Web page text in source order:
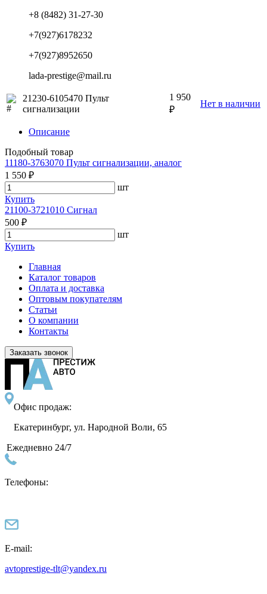
+8 (8482) 31-27-30
+7(927)6178232
+7(927)8952650
lada-prestige@mail.ru
21230-6105470 Пульт
сигнализации
1 950
₽
Нет в наличии
Описание
Подобный товар
11180-3763070 Пульт сигнализации, аналог
1 550 ₽
шт
Купить
21100-3721010 Сигнал
500 ₽
шт
Купить
Главная
Каталог товаров
Оплата и доставка
Оптовым покупателям
Статьи
О компании
Контакты
Заказать звонок
Офис продаж:
Екатеринбург, ул. Народной Воли, 65
Ежедневно 24/7
Телефоны:
E-mail:
avtoprestige-tlt@yandex.ru